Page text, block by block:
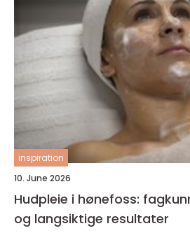
inspiration
10. June 2026
Hudpleie i hønefoss:
og langsiktige resultater